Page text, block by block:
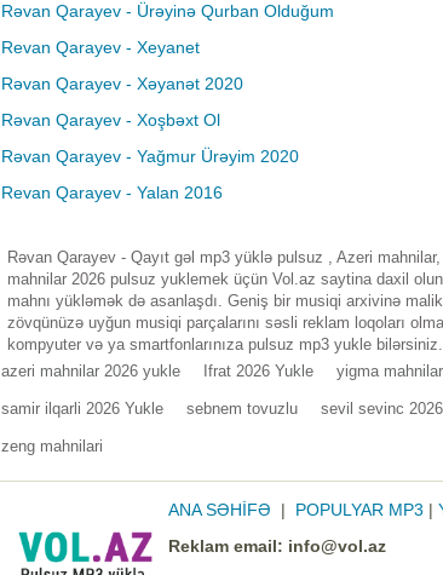
Rəvan Qarayev - Ürəyinə Qurban Olduğum
Revan Qarayev - Xeyanet
Rəvan Qarayev - Xəyanət 2020
Rəvan Qarayev - Xoşbəxt Ol
Rəvan Qarayev - Yağmur Ürəyim 2020
Revan Qarayev - Yalan 2016
Rəvan Qarayev - Qayıt gəl mp3 yüklə pulsuz , Azeri
mahnilar 2026 pulsuz yuklemek üçün Vol.az saytina daxil
mahnı yükləmək də asanlaşdı. Geniş bir musiqi arxivinə
zövqünüzə uyğun musiqi parçalarını səsli reklam loqoları
kompyuter və ya smartfonlarınıza pulsuz mp3 yukle bilərsiniz.
azeri mahnilar 2026 yukle Ifrat 2026 Yukle yigma
samir ilqarli 2026 Yukle sebnem tovuzlu sevil sevinc
zeng mahnilari
ANA SƏHİFƏ | POPULYAR MP3 |
Reklam email: info@vol.az